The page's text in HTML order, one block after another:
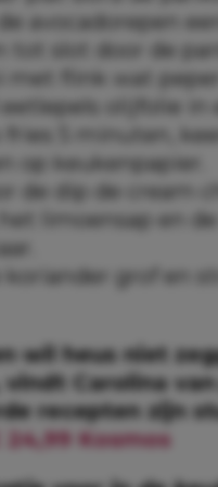
avocadorepen
tot slot door de
met flink wat peper
olijfolie
fries 5 minuten,
op keukenpapier.
de dip de cream
limoensap en
koriander grof en
wil heus niet
Carolina
recepten zijn
Kosmos